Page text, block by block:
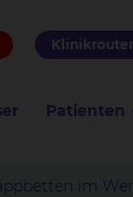
Patienten
im